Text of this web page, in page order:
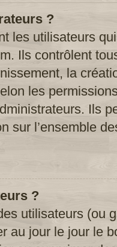
?
les utilisateurs
Ils contrôlent
la
les
Ils
sur l’ensemble
?
utilisateurs (ou
au jour le jour le